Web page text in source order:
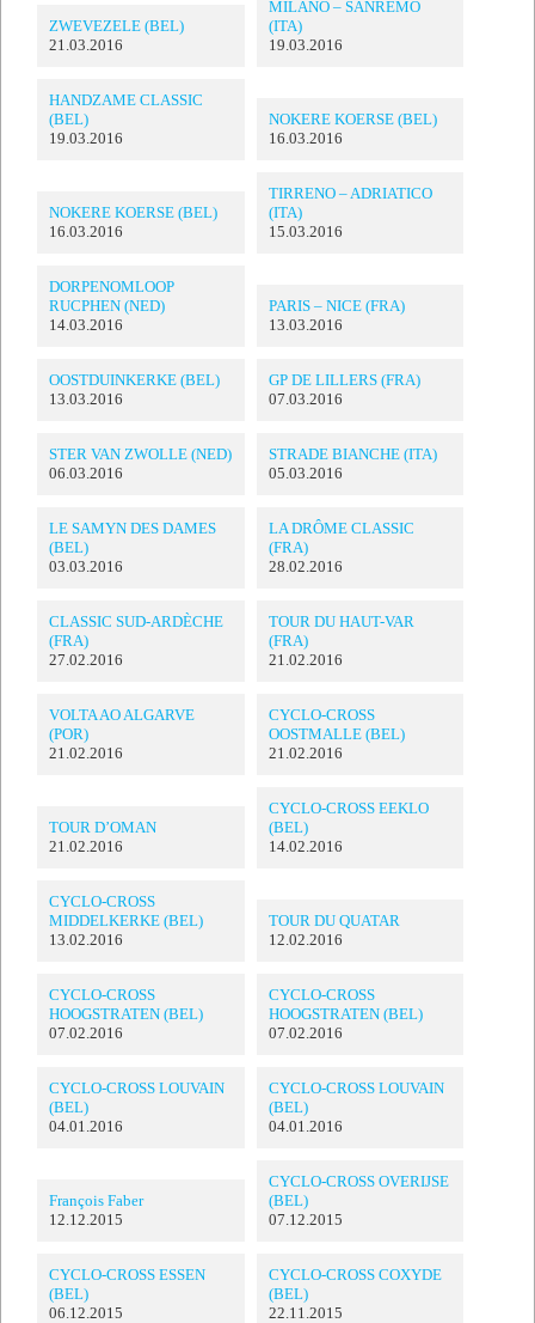
ZWEVEZELE (BEL)
21.03.2016
MILANO – SANREMO
(ITA)
19.03.2016
HANDZAME CLASSIC
(BEL)
19.03.2016
NOKERE KOERSE (BEL)
16.03.2016
NOKERE KOERSE (BEL)
16.03.2016
TIRRENO – ADRIATICO
(ITA)
15.03.2016
DORPENOMLOOP
RUCPHEN (NED)
14.03.2016
PARIS – NICE (FRA)
13.03.2016
OOSTDUINKERKE (BEL)
13.03.2016
GP DE LILLERS (FRA)
07.03.2016
STER VAN ZWOLLE (NED)
06.03.2016
STRADE BIANCHE (ITA)
05.03.2016
LE SAMYN DES DAMES
(BEL)
03.03.2016
LA DRÔME CLASSIC
(FRA)
28.02.2016
CLASSIC SUD-ARDÈCHE
(FRA)
27.02.2016
TOUR DU HAUT-VAR
(FRA)
21.02.2016
VOLTA AO ALGARVE
(POR)
21.02.2016
CYCLO-CROSS
OOSTMALLE (BEL)
21.02.2016
TOUR D’OMAN
21.02.2016
CYCLO-CROSS EEKLO
(BEL)
14.02.2016
CYCLO-CROSS
MIDDELKERKE (BEL)
13.02.2016
TOUR DU QUATAR
12.02.2016
CYCLO-CROSS
HOOGSTRATEN (BEL)
07.02.2016
CYCLO-CROSS
HOOGSTRATEN (BEL)
07.02.2016
CYCLO-CROSS LOUVAIN
(BEL)
04.01.2016
CYCLO-CROSS LOUVAIN
(BEL)
04.01.2016
François Faber
12.12.2015
CYCLO-CROSS OVERIJSE
(BEL)
07.12.2015
CYCLO-CROSS ESSEN
(BEL)
06.12.2015
CYCLO-CROSS COXYDE
(BEL)
22.11.2015